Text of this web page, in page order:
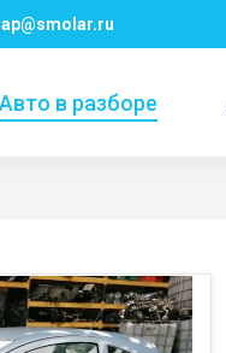
Авто в разборе